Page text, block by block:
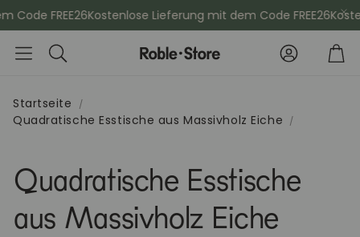
FREE26Kostenlose Lieferung mit dem Code FREE26
Suche
Konto
Sideboards
Startseite
Quadratische Esstische aus Massivholz Eiche
Quadratische Esstische
aus Massivholz Eiche